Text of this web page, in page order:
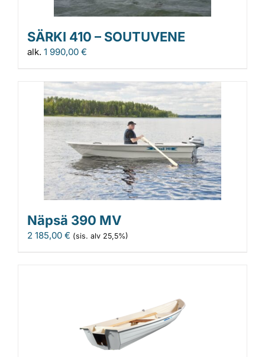
SÄRKI 410 – SOUTUVENE
alk. 1 990,00 €
Näpsä 390 MV
2 185,00 € (sis. alv 25,5%)